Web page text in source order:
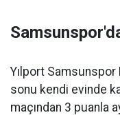
Yılport Samsunspor
sonu kendi evinde
maçından 3 puanla